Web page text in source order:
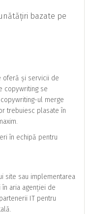
bazate pe
oferă și servicii de
copywriting se
ul merge
trebuiesc plasate în
în echipă pentru
site sau implementarea
în aria agenției de
IT pentru